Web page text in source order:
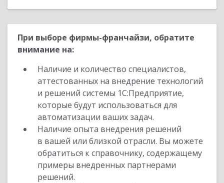
При выборе фирмы-франчайзи, обратите
внимание на:
Наличие и количество специалистов,
аттестованных на внедрение технологий
и решений системы 1С:Предприятие,
которые будут использоваться для
автоматизации ваших задач.
Наличие опыта внедрения решений
в вашей или близкой отрасли. Вы можете
обратиться к справочнику, содержащему
примеры внедренных партнерами
решений.